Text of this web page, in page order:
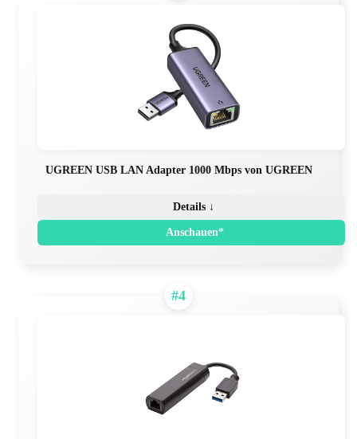
UGREEN USB LAN Adapter 1000 Mbps von UGREEN
Details ↓
Anschauen*
#4